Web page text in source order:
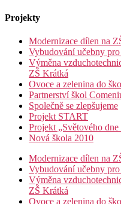
Projekty
Modernizace dílen na
Vybudování učebny
Výměna
ZŠ Krátká
Ovoce a zelenina do
Partnerství škol
Společně se zlepšujeme
Projekt START
Projekt „Světového
Nová škola 2010
Modernizace dílen na
Vybudování učebny
Výměna
ZŠ Krátká
Ovoce a zelenina do